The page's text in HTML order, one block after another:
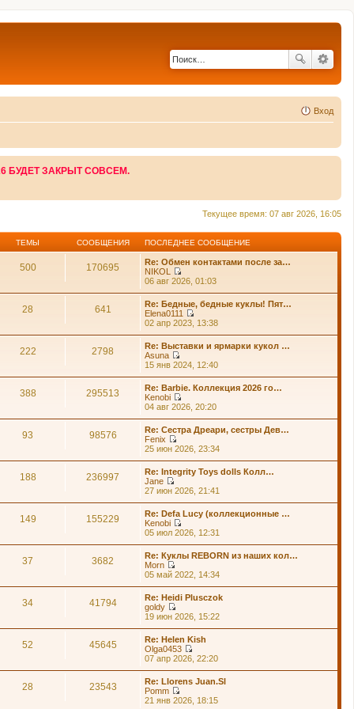
Вход
БУДЕТ ЗАКРЫТ СОВСЕМ.
Текущее время: 07 авг 2026, 16:05
ТЕМЫ СООБЩЕНИЯ ПОСЛЕДНЕЕ СООБЩЕНИЕ
500 170695
Re: Обмен контактами после за…
NIKOL
П
е
й
т
и
к
о
л
е
д
н
е
м
с
о
о
щ
и
06 авг 2026, 01:03
28 641
Re: Бедные, бедные куклы! Пят…
Elena0111
П
е
т
и
к
о
л
е
д
н
е
м
с
о
о
б
щ
е
и
02 апр 2023, 13:38
222 2798
Re: Выставки и ярмарки кукол …
Asuna
П
е
й
т
и
к
о
е
д
н
е
м
у
с
о
о
щ
и
15 янв 2024, 12:40
388 295513
Re: Barbie. Коллекция 2026 го…
Kenobi
П
е
т
и
к
о
л
е
д
н
е
м
с
о
о
щ
и
ю
04 авг 2026, 20:20
93 98576
Re: Сестра Дреари, сестры Дев…
Fenix
П
е
т
и
к
п
о
е
д
н
е
м
с
о
о
б
щ
и
ю
25 июн 2026, 23:34
188 236997
Re: Integrity Toys dolls Колл…
Jane
П
е
й
т
и
к
о
л
е
д
н
е
м
у
с
о
о
б
щ
27 июн 2026, 21:41
149 155229
Re: Defa Lucy (коллекционные …
Kenobi
П
е
т
и
к
о
е
д
н
е
м
с
05 июл 2026, 12:31
37 3682
Re: Куклы REBORN из наших кол…
Morn
П
е
т
и
к
п
о
е
д
н
05 май 2022, 14:34
34 41794
Re: Heidi Plusczok
goldy
П
е
й
т
и
к
п
о
19 июн 2026, 15:22
52 45645
Re: Helen Kish
Olga0453
П
е
е
т
07 апр 2026, 22:20
28 23543
Re: Llorens Juan.Sl
Pomm
П
21 янв 2026, 18:15